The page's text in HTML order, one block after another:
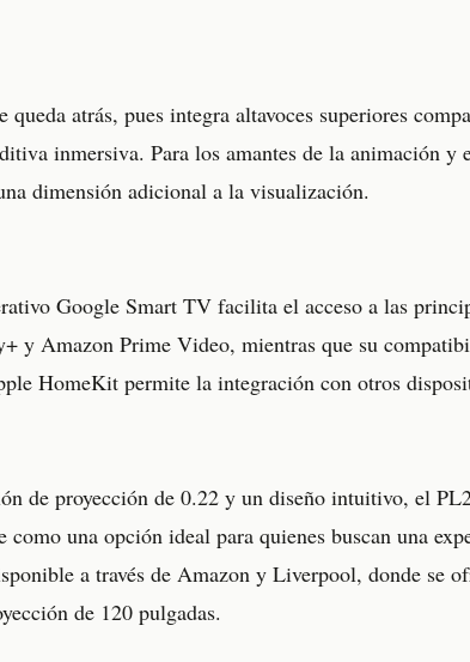
queda atrás, pues integra altavoces superiores
inmersiva. Para los amantes de la animación
dimensión adicional a la visualización.
Google Smart TV facilita el acceso a las
y Amazon Prime Video, mientras que su
HomeKit permite la integración con otros
de proyección de 0.22 y un diseño intuitivo, el
como una opción ideal para quienes buscan una
a través de Amazon y Liverpool, donde se
de 120 pulgadas.